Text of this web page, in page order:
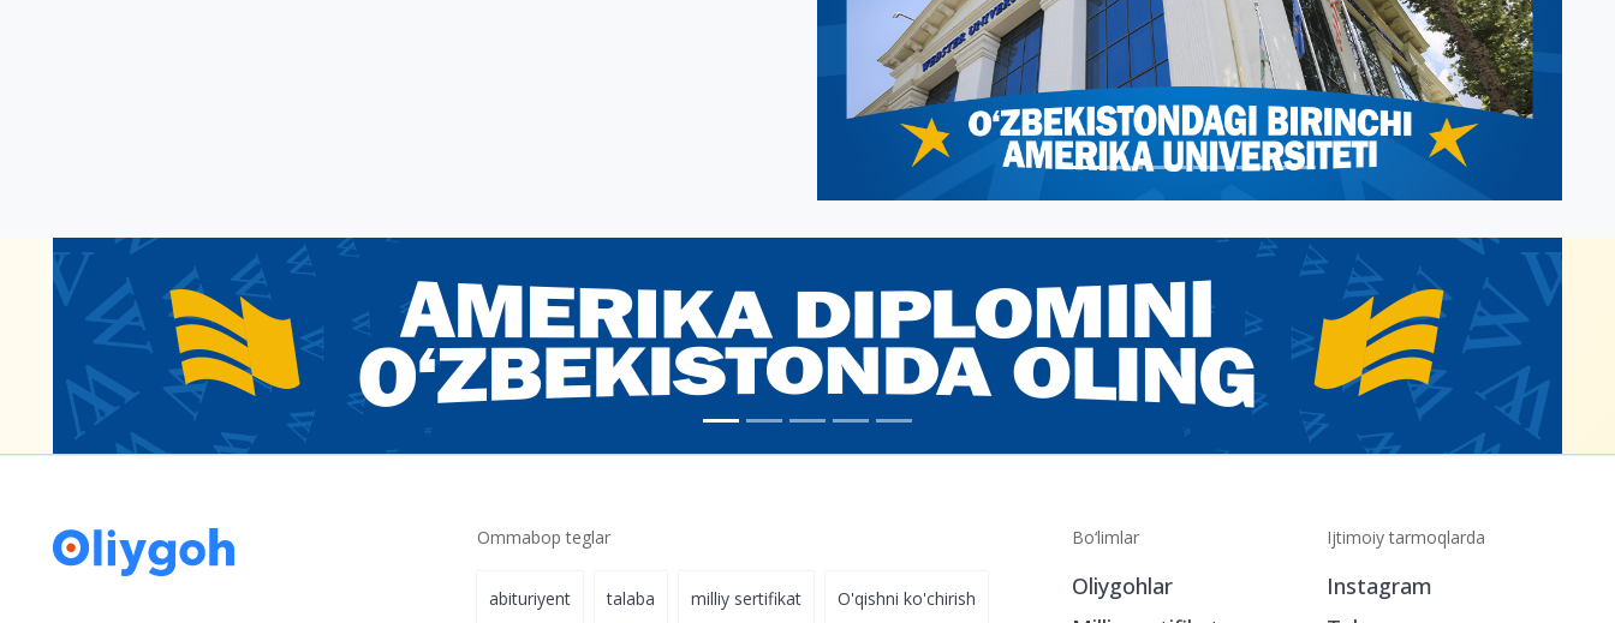
Ommabop teglar
abituriyent talaba milliy sertifikat O'qishni ko'chirish
Bo‘limlar
Oliygohlar
Ijtimoiy tarmoqlarda
Instagram